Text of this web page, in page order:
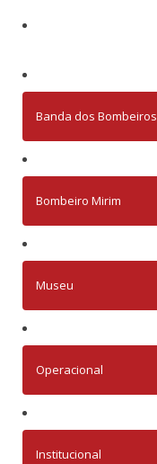
Banda dos Bombeiros
Bombeiro Mirim
Museu
Operacional
Institucional